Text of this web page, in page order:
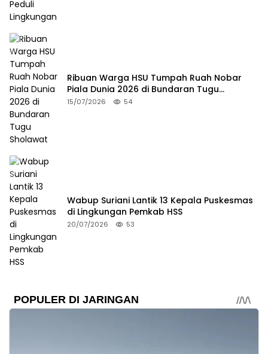
Ribuan Warga HSU Tumpah Ruah Nobar
Piala Dunia 2026 di Bundaran Tugu
Sholawat
15/07/2026 54
Wabup Suriani Lantik 13 Kepala Puskesmas
di Lingkungan Pemkab HSS
20/07/2026 53